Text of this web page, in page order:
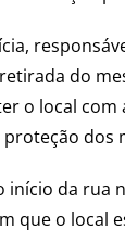
do
o local
dos
da rua
que o local